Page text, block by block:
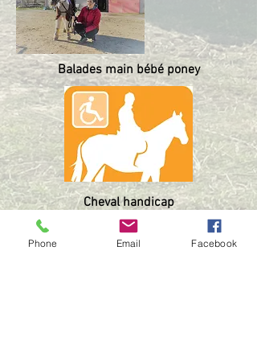
Balades main bébé poney
Cheval handicap
Journées à thèmes
Phone Email Facebook